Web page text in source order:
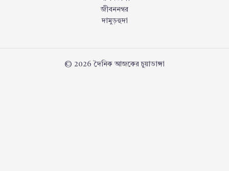
জীবননগর
দামুড়হুদা
© 2026 দৈনিক আজকের চুয়াডাঙ্গা